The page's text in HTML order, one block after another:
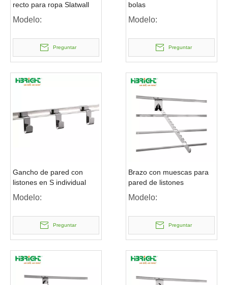
recto para ropa Slatwall
Modelo:
Preguntar
bolas
Modelo:
Preguntar
Gancho de pared con
listones en S individual
Modelo:
Preguntar
Brazo con muescas para
pared de listones
Modelo:
Preguntar